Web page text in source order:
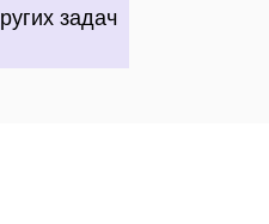
задач